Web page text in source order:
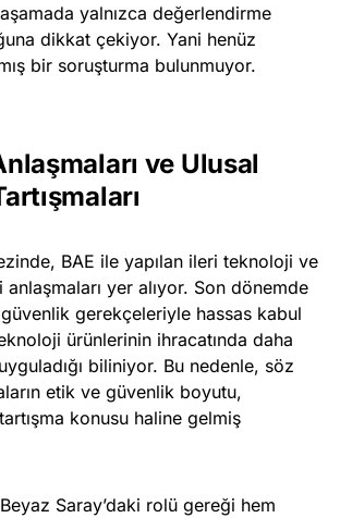
yalnızca değerlendirme
dikkat çekiyor. Yani henüz
bir soruşturma bulunmuyor.
ve Ulusal
BAE ile yapılan ileri teknoloji ve
yer alıyor. Son dönemde
güvenlik gerekçeleriyle hassas kabul
ürünlerinin ihracatında daha
biliniyor. Bu nedenle, söz
etik ve güvenlik boyutu,
konusu haline gelmiş
Saray’daki rolü gereği hem